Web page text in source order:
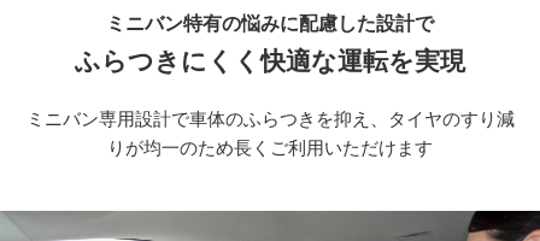
ミニバン特有の悩みに配慮した設計で
ふらつきにくく快適な運転を実現
ミニバン専用設計で車体のふらつきを抑え、タイヤのすり減
りが均一のため長くご利用いただけます